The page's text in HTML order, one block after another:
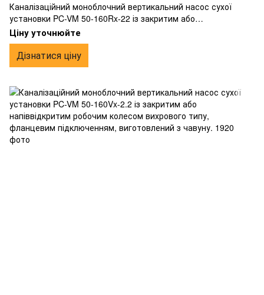
Каналізаційний моноблочний вертикальний насос сухої
установки PC-VM 50-160Rx-22 із закритим або
напіввідкритим робочим колесом вихрового типу,
фланцевим підключенням, виготовлений з чавуну.
Ціну уточнюйте
Дізнатися ціну